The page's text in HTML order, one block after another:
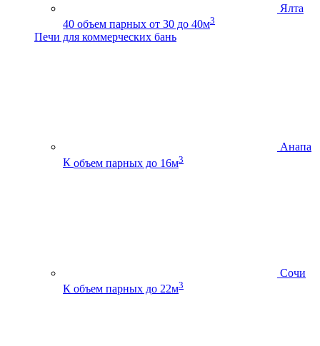
Ялта
40 объем парных от 30 до 40м3
Печи для коммерческих бань
Анапа
К объем парных до 16м3
Сочи
К объем парных до 22м3